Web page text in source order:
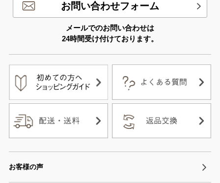
お問い合わせフォーム
メールでのお問い合わせは
24時間受け付けております。
お客様の声